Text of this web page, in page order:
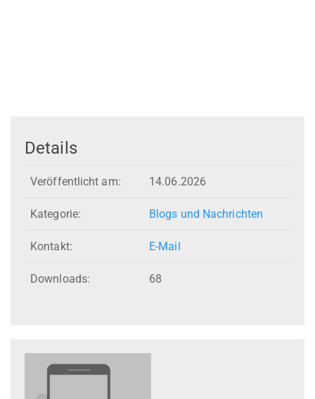
Details
Veröffentlicht am: 14.06.2026
Kategorie: Blogs und Nachrichten
Kontakt: E-Mail
Downloads: 68